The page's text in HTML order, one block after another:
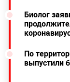
Биолог
По
выпустили